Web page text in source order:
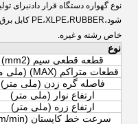
نوع گهواره دستگاه قرار دادن
شود
خاص رشته و غیره.
نوع
قطعه قطعی سیم (mm2)
قطعات متراکم (MAX) (ملی متر)
فاصله گره زدن (ملی متر)
ارتفاع نوار (ملی متر)
ارتفاع زره (ملی متر)
سرعت خط کاپستان (m/min)